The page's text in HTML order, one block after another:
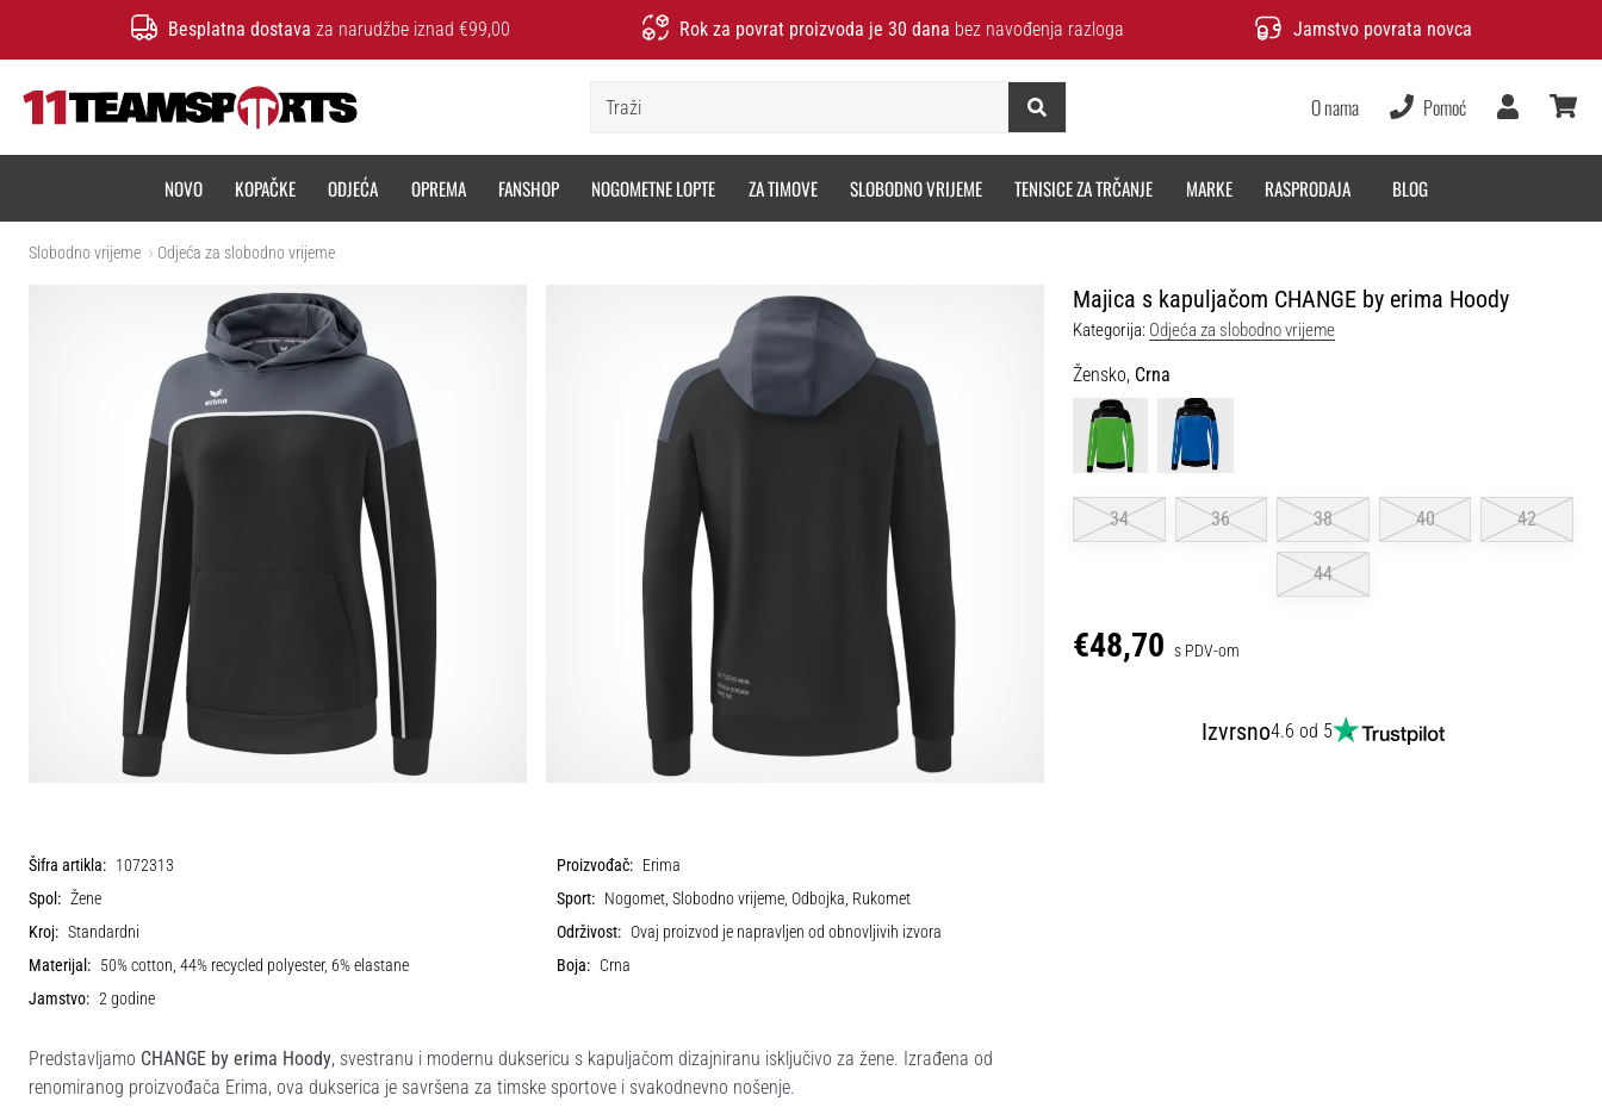
Besplatna dostava za narudžbe iznad €99,00 Rok za povrat proizvoda je 30 dana bez navođenja razloga Jamstvo povrata novca
O nama Pomoć
Korisnik
NOVO KOPAČKE ODJEĆA OPREMA FANSHOP NOGOMETNE LOPTE ZA TIMOVE SLOBODNO VRIJEME TENISICE ZA TRČANJE MARKE RASPRODAJA BLOG
Slobodno vrijeme Odjeća za slobodno vrijeme
Majica s kapuljačom CHANGE by erima Hoody
Kategorija: Odjeća za slobodno vrijeme
Žensko, Crna
34 36 38 40 42
44
€48,70 s PDV-om
Izvrsno4.6 od 5
Šifra artikla: 1072313 Proizvođač: Erima
Spol: Žene Sport: Nogomet, Slobodno vrijeme, Odbojka, Rukomet
Kroj: Standardni Održivost: Ovaj proizvod je napravljen od obnovljivih izvora
Materijal: 50% cotton, 44% recycled polyester, 6% elastane Boja: Crna
Jamstvo: 2 godine
Predstavljamo CHANGE by erima Hoody, svestranu i modernu duksericu s kapuljačom dizajniranu isključivo za žene. Izrađena od
renomiranog proizvođača Erima, ova dukserica je savršena za timske sportove i svakodnevno nošenje.